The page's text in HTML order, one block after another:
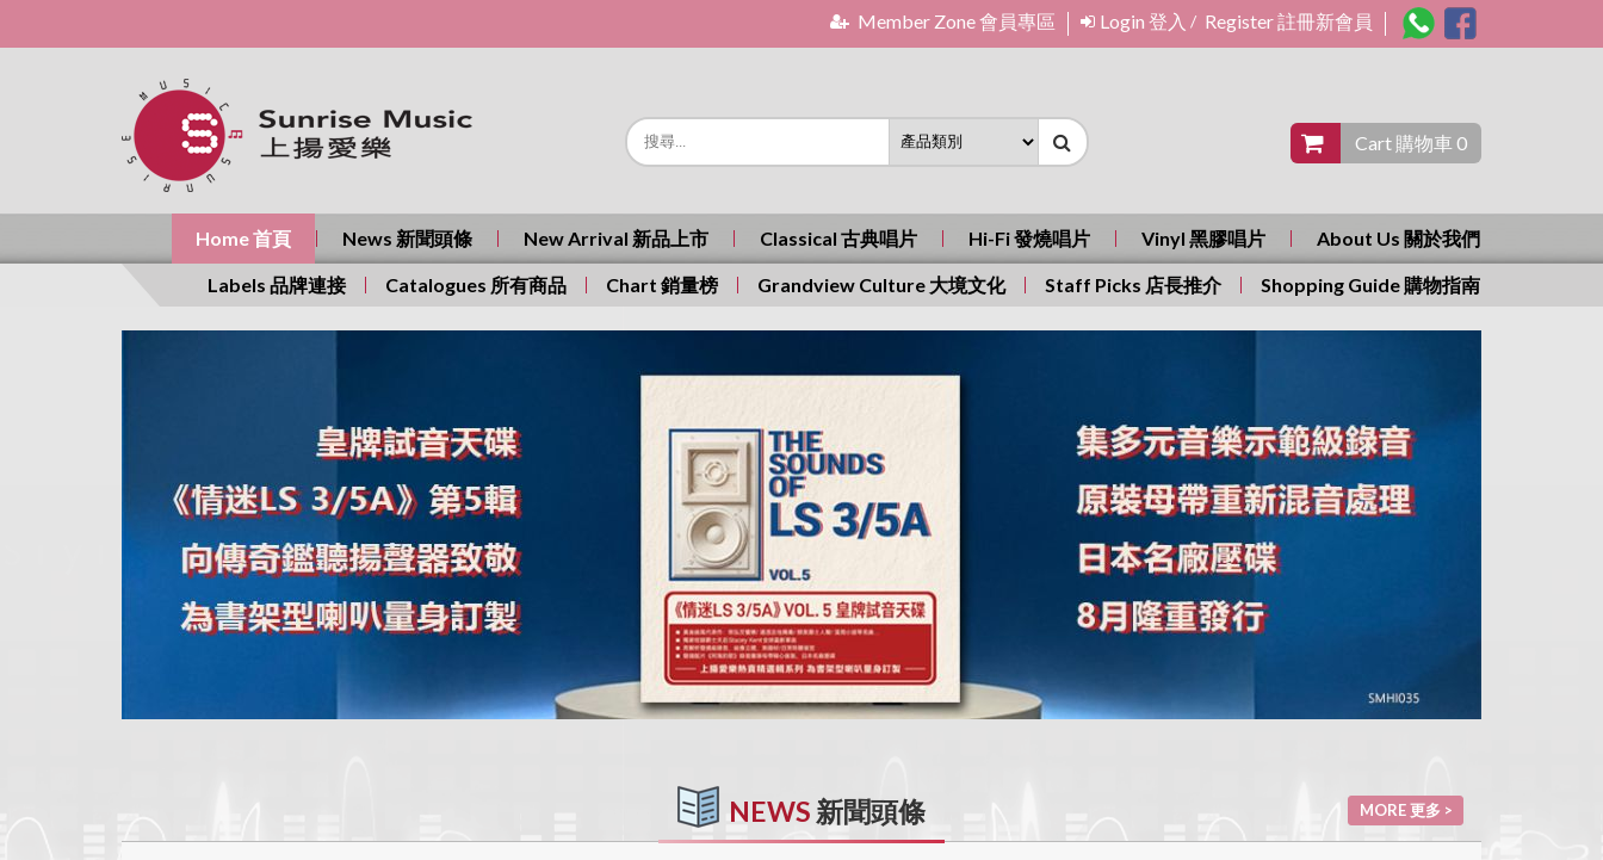
Member Zone 會員專區 Login 登入 / Register 註冊新會員
Cart 購物車 0
Home 首頁 News 新聞頭條 New Arrival 新品上市 Classical 古典唱片 Hi-Fi 發燒唱片 Vinyl 黑膠唱片 About Us 關於我們
Labels 品牌連接 Catalogues 所有商品 Chart 銷量榜 Grandview Culture 大境文化 Staff Picks 店長推介 Shopping Guide 購物指南
NEWS 新聞頭條 MORE 更多 >